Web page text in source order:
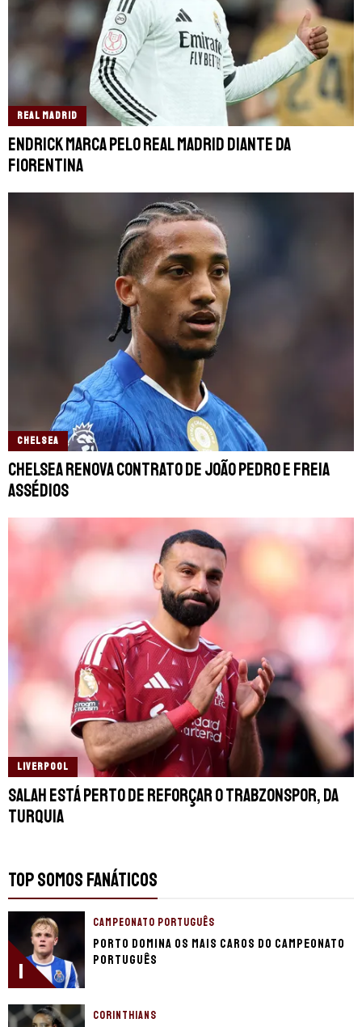
REAL MADRID
Endrick marca pelo Real Madrid diante da
Fiorentina
CHELSEA
Chelsea renova contrato de João Pedro e freia
assédios
LIVERPOOL
Salah está perto de reforçar o Trabzonspor, da
Turquia
TOP SOMOS FANÁTICOS
1
CAMPEONATO PORTUGUÊS
Porto domina os mais caros do Campeonato
Português
CORINTHIANS